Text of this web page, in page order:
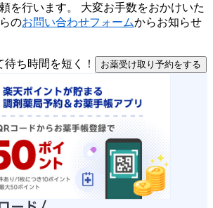
を行います。 大変お手数をおかけいた
のお問い合わせフォームからお知らせ
お薬受け取り予約をする